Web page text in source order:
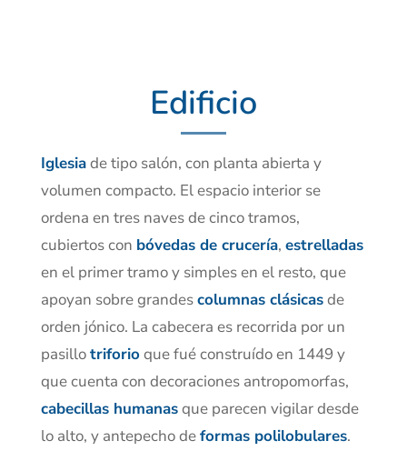
Edificio
Iglesiade tipo salón, con planta abierta y
volumen compacto. El espacio interior se
ordena en tres naves de cinco tramos,
cubiertos con bóvedas de crucería, estrelladas
en el primer tramo y simples en el resto, que
apoyan sobre grandescolumnas clásicasde
orden jónico. La cabecera es recorrida por un
pasillotriforioque fué construído en 1449 y
que cuenta con decoraciones antropomorfas,
cabecillas humanasque parecen vigilar desde
lo alto, y antepecho deformas polilobulares.